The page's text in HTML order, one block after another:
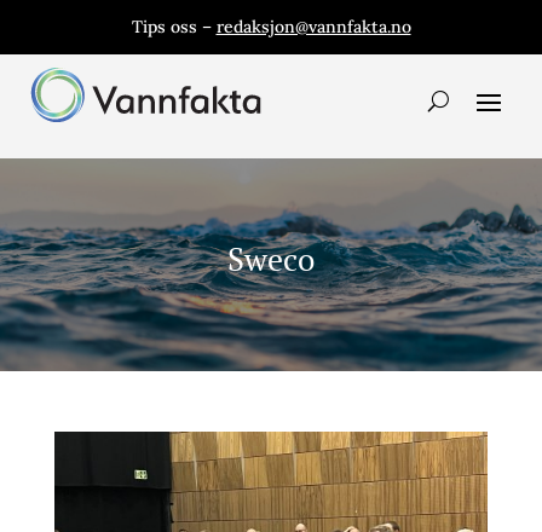
Tips oss – redaksjon@vannfakta.no
Sweco